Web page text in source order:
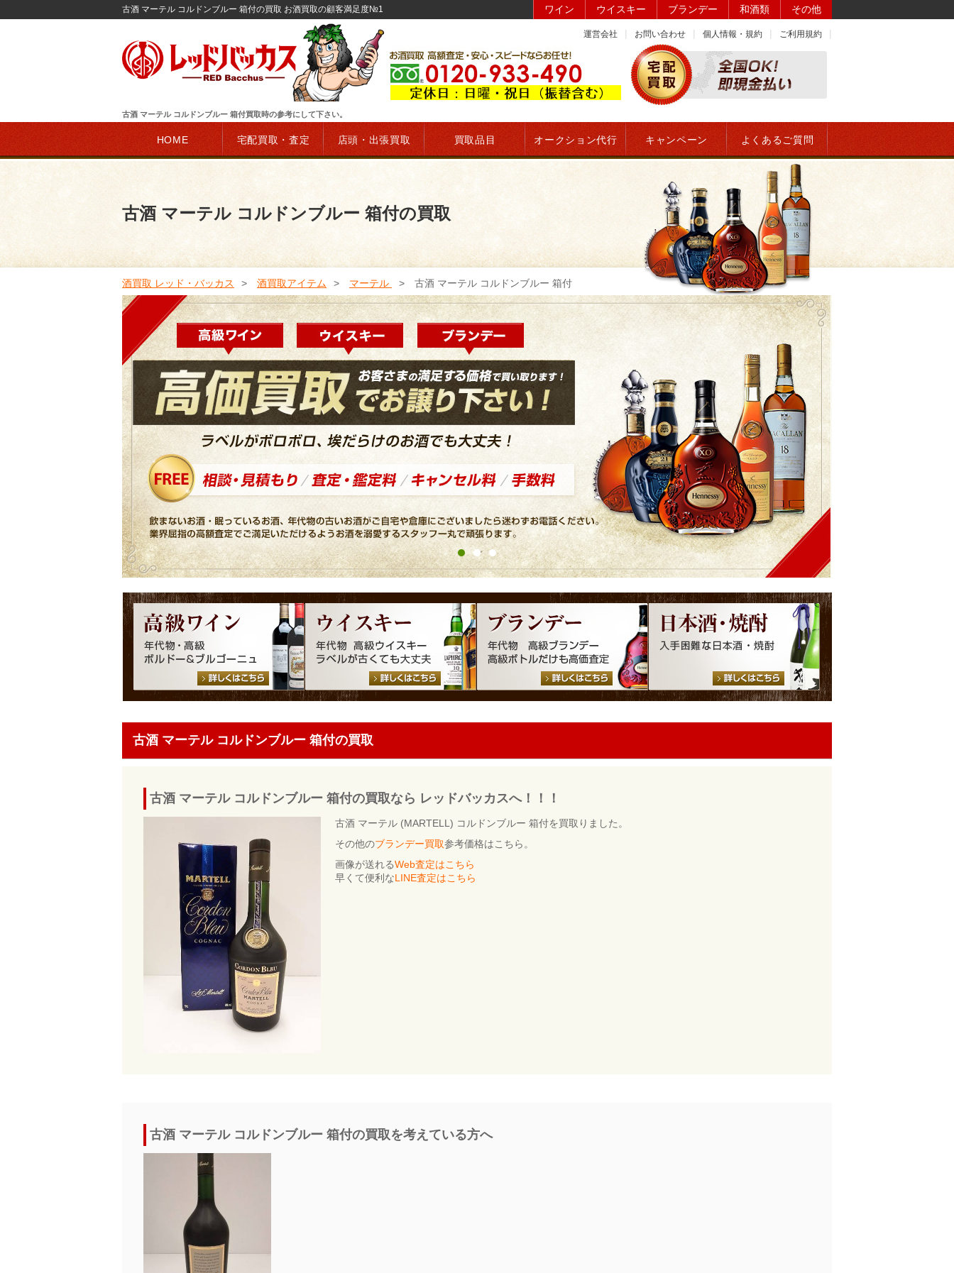
古酒 マーテル コルドンブルー 箱付の買取 お酒買取の顧客満足度№1 ワイン ウイスキー ブランデー 和酒類 その他
運営会社 お問い合わせ 個人情報・規約 ご利用規約
古酒 マーテル コルドンブルー 箱付買取時の参考にして下さい。
HOME 宅配買取・査定 店頭・出張買取 買取品目 オークション代行 キャンペーン よくあるご質問
古酒 マーテル コルドンブルー 箱付の買取
酒買取 レッド・バッカス 酒買取アイテム マーテル 古酒 マーテル コルドンブルー 箱付
古酒 マーテル コルドンブルー 箱付の買取
古酒 マーテル コルドンブルー 箱付の買取なら レッドバッカスへ！！！
古酒 マーテル (MARTELL) コルドンブルー 箱付を買取りました。
その他のブランデー買取参考価格はこちら。
画像が送れるWeb査定はこちら
早くて便利なLINE査定はこちら
古酒 マーテル コルドンブルー 箱付の買取を考えている方へ